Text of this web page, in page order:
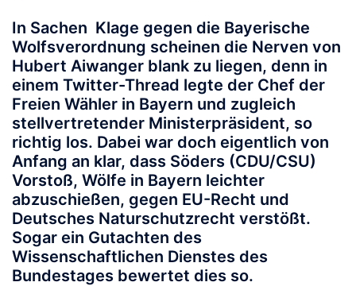
In Sachen Klage gegen die Bayerische
Wolfsverordnung scheinen die Nerven von
Hubert Aiwanger blank zu liegen, denn in
einem Twitter-Thread legte der Chef der
Freien Wähler in Bayern und zugleich
stellvertretender Ministerpräsident, so
richtig los. Dabei war doch eigentlich von
Anfang an klar, dass Söders (CDU/CSU)
Vorstoß, Wölfe in Bayern leichter
abzuschießen, gegen EU-Recht und
Deutsches Naturschutzrecht verstößt.
Sogar ein Gutachten des
Wissenschaftlichen Dienstes des
Bundestages bewertet dies so.